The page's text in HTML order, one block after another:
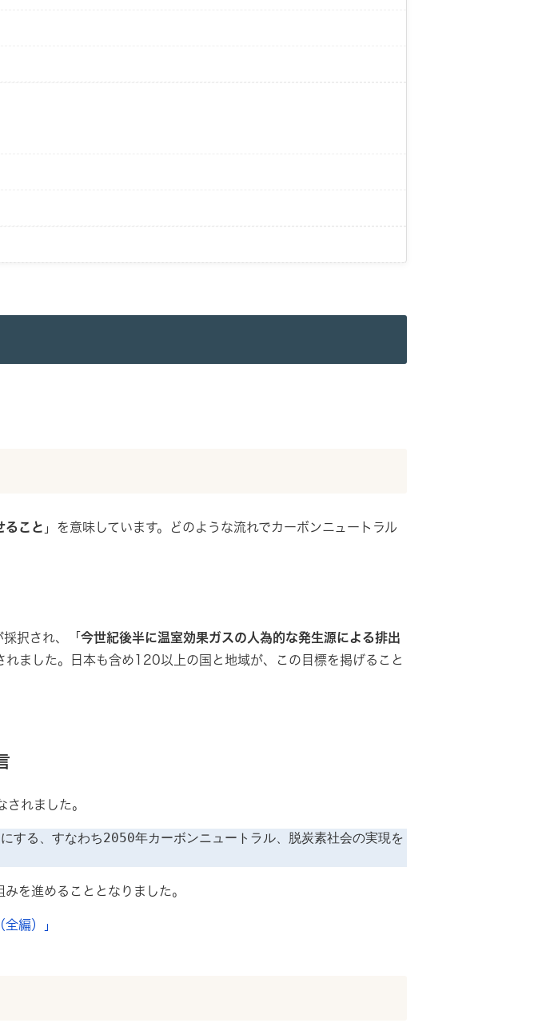
ること 」を意味しています。どのような流れでカーボンニュートラル
択され、「 今世紀後半に温室効果ガスの人為的な発生源による排出
れました。日本も含め120以上の国と地域が、この目標を掲げること
れました。
する、すなわち2050年カーボンニュートラル、脱炭素社会の実現を
を進めることとなりました。
編）」